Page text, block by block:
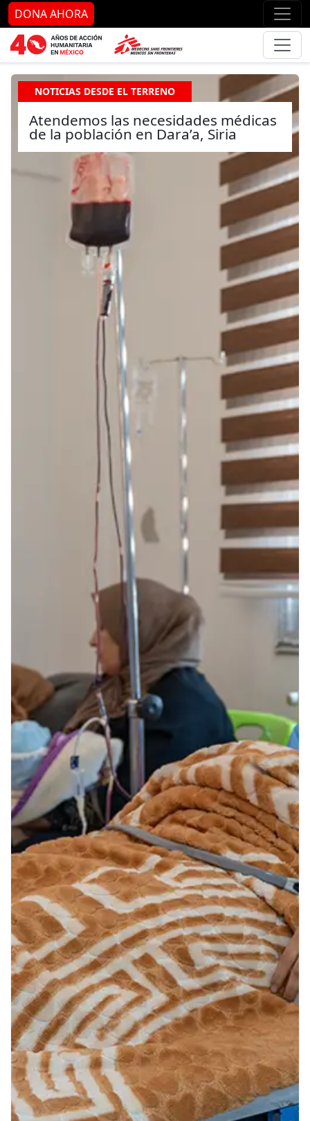
Ir al contenido principal Ir
DONA AHORA
NOTICIAS DESDE EL TERRENO
Atendemos las necesidades médicas
de la población en Dara’a, Siria